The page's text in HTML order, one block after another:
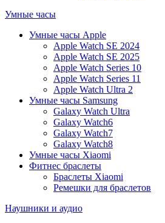
Умные часы
Умные часы Apple
Apple Watch SE 2024
Apple Watch SE 2025
Apple Watch Series 10
Apple Watch Series 11
Apple Watch Ultra 2
Умные часы Samsung
Galaxy Watch Ultra
Galaxy Watch6
Galaxy Watch7
Galaxy Watch8
Умные часы Xiaomi
Фитнес браслеты
Браслеты Xiaomi
Ремешки для браслетов
Наушники и аудио